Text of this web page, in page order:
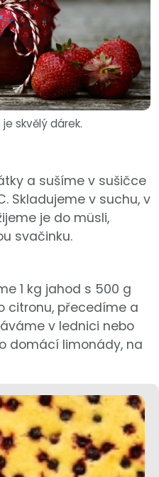
skvělý dárek.
a sušíme v sušičce
Skladujeme v suchu, v
je do müsli,
svačinku.
1 kg jahod s 500 g
citronu, přecedíme a
v lednici nebo
domácí limonády, na